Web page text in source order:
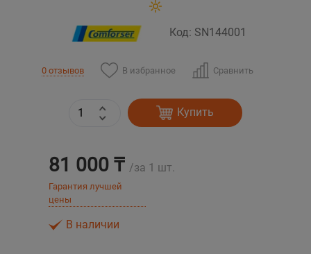
Код: SN144001
0 отзывов В избранное Сравнить
Купить
81 000 ₸ /за 1 шт.
Гарантия лучшей
цены
В наличии
Шымкент
Экибастуз
Бишкек